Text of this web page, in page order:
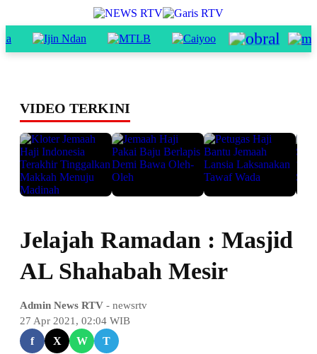
VIDEO TERKINI
Jelajah Ramadan : Masjid
AL Shahabah Mesir
Admin News RTV - newsrtv
27 Apr 2021, 02:04 WIB
f X W T